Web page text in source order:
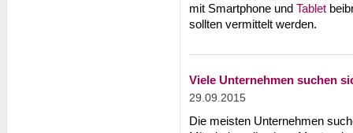
mit Smartphone und Tablet
sollten vermittelt werden.
Viele Unternehmen suchen
29.09.2015
Die meisten Unternehmen